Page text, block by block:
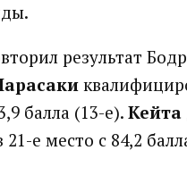
результат
балла (13-е).
е место с 84,2